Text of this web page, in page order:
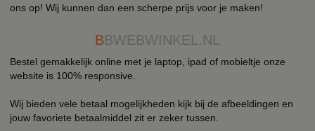
ons op! Wij kunnen dan een scherpe prijs voor je maken!
BBWEBWINKEL.NL
Bestel gemakkelijk online met je laptop, ipad of mobieltje onze
website is 100% responsive.
Wij bieden vele betaal mogelijkheden kijk bij de afbeeldingen en
jouw favoriete betaalmiddel zit er zeker tussen.